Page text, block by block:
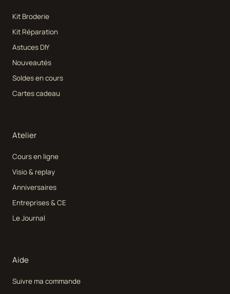
Kit Broderie
Kit Réparation
Astuces DIY
Nouveautés
Soldes en cours
Cartes cadeau
Atelier
Cours en ligne
Visio & replay
Anniversaires
Entreprises & CE
Le Journal
Aide
Suivre ma commande